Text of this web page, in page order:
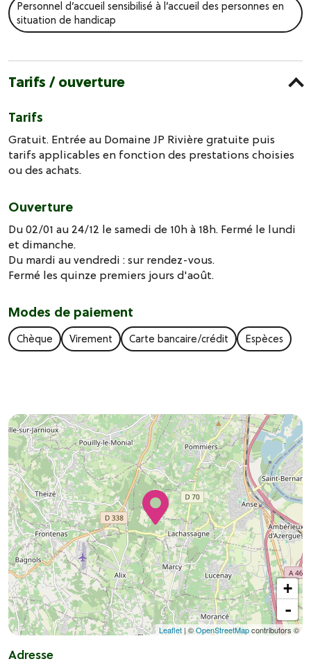
Personnel d’accueil sensibilisé à l’accueil des personnes en
situation de handicap
Tarifs / ouverture
Tarifs
Gratuit. Entrée au Domaine JP Rivière gratuite puis
tarifs applicables en fonction des prestations choisies
ou des achats.
Ouverture
Du 02/01 au 24/12 le samedi de 10h à 18h. Fermé le lundi
et dimanche.
Du mardi au vendredi : sur rendez-vous.
Fermé les quinze premiers jours d'août.
Modes de paiement
Chèque Virement Carte bancaire/crédit Espèces
+
-
Leaflet | ©OpenStreetMapcontributors ©
Adresse